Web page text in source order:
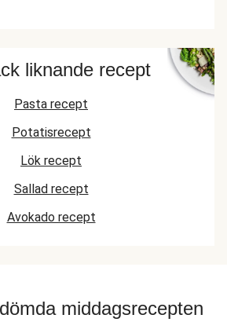
liknande recept
Pasta recept
Potatisrecept
Lök recept
Sallad recept
Avokado recept
middagsrecepten